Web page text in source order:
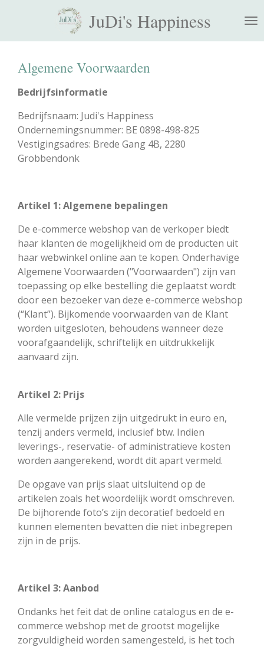
naar
hoofdinhoud
JuDi's Happiness
Algemene Voorwaarden
Bedrijfsinformatie
Bedrijfsnaam: Judi's Happiness
Ondernemingsnummer: BE 0898-498-825
Vestigingsadres: Brede Gang 4B, 2280
Grobbendonk
Artikel 1: Algemene bepalingen
De e-commerce webshop van de verkoper biedt
haar klanten de mogelijkheid om de producten uit
haar webwinkel online aan te kopen. Onderhavige
Algemene Voorwaarden ("Voorwaarden") zijn van
toepassing op elke bestelling die geplaatst wordt
door een bezoeker van deze e-commerce webshop
(“Klant”). Bijkomende voorwaarden van de Klant
worden uitgesloten, behoudens wanneer deze
voorafgaandelijk, schriftelijk en uitdrukkelijk
aanvaard zijn.
Artikel 2: Prijs
Alle vermelde prijzen zijn uitgedrukt in euro en,
tenzij anders vermeld, inclusief btw. Indien
leverings-, reservatie- of administratieve kosten
worden aangerekend, wordt dit apart vermeld.
De opgave van prijs slaat uitsluitend op de
artikelen zoals het woordelijk wordt omschreven.
De bijhorende foto’s zijn decoratief bedoeld en
kunnen elementen bevatten die niet inbegrepen
zijn in de prijs.
Artikel 3: Aanbod
Ondanks het feit dat de online catalogus en de e-
commerce webshop met de grootst mogelijke
zorgvuldigheid worden samengesteld, is het toch